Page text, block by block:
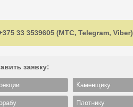
33 3539605 (МТС, Telegram, Viber)
заявку:
Каменщику
Плотнику